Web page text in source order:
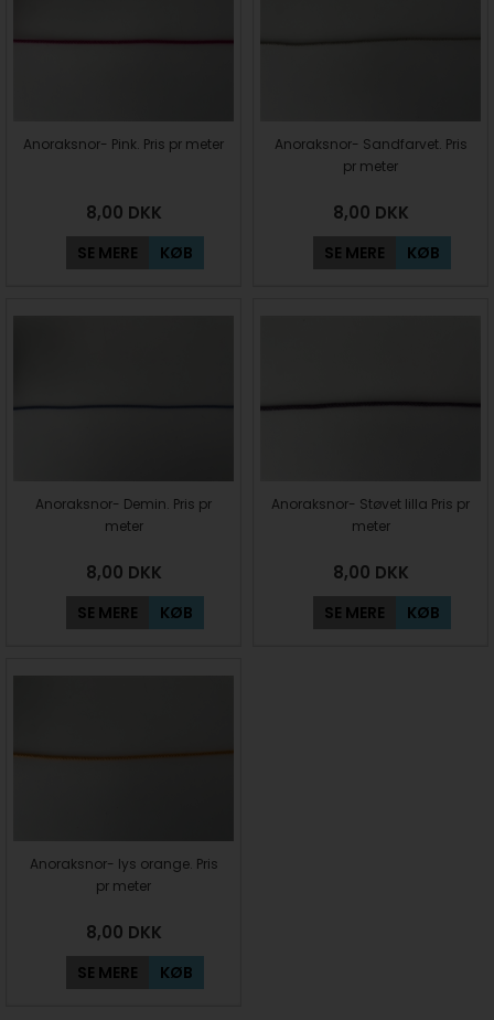
Anoraksnor- Pink. Pris pr meter
8,00 DKK
SE MERE KØB
Anoraksnor- Sandfarvet. Pris
pr meter
8,00 DKK
SE MERE KØB
Anoraksnor- Demin. Pris pr
meter
8,00 DKK
SE MERE KØB
Anoraksnor- Støvet lilla Pris pr
meter
8,00 DKK
SE MERE KØB
Anoraksnor- lys orange. Pris
pr meter
8,00 DKK
SE MERE KØB